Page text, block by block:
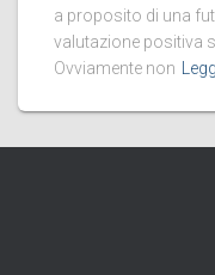
a proposito di una
valutazione positiva
Ovviamente non